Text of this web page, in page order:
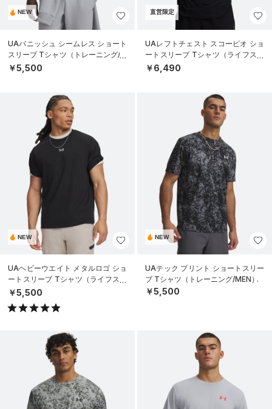
NEW
UAバニッシュ シームレス ショート
スリーブ Tシャツ（トレーニング/M
EN）
￥5,500
直営限定
UAレフトチェスト スコーピオ ショ
ートスリーブ Tシャツ（ライフスタ
イル/MEN）
￥6,490
NEW
UAヘビーウエイト メタルロゴ ショ
ートスリーブ Tシャツ（ライフスタ
イル/MEN）
￥5,500
NEW
UAテック プリント ショートスリー
ブ Tシャツ（トレーニング/MEN）
￥5,500